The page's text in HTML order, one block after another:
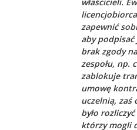
zapewnić
aby
brak zgody
zespołu, np.
zablokuje
umowę
uczelnią, zaś
było
którzy mogli